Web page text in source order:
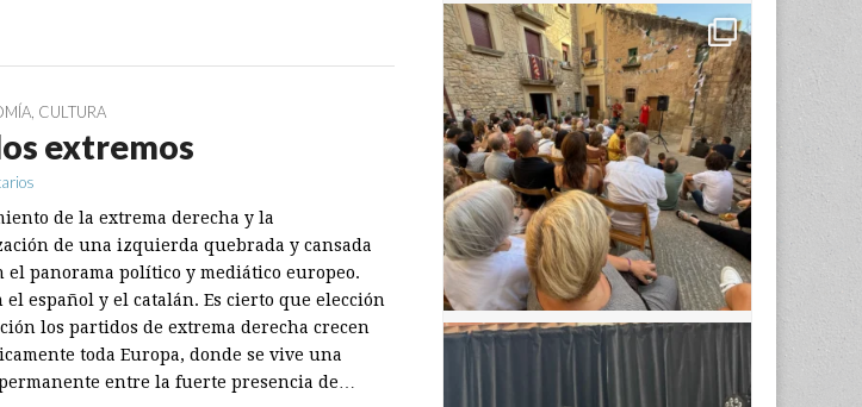
CULTURA
extremos
de la extrema derecha y la
de una izquierda quebrada y cansada
el panorama político y mediático europeo.
el español y el catalán. Es cierto que elección
los partidos de extrema derecha crecen
toda Europa, donde se vive una
entre la fuerte presencia de…